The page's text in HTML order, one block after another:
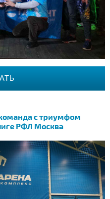
с триумфом
РФЛ Москва